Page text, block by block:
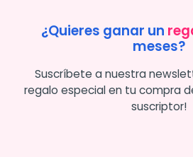
¿Quieres ganar un
meses?
Suscríbete a nuestra
regalo especial en tu compra
suscriptor!